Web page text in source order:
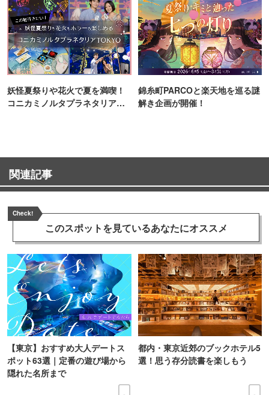
妖怪夏祭りや花火で夏を満喫！
コニカミノルタプラネタリア
錦糸町PARCOと楽天地を巡る謎
解き企画が開催！
関連記事
Check!
このスポットを見ているあなたにオススメ
【東京】おすすめ大人デートス
ポット63選｜定番の遊び場から
隠れた名所まで
都内・東京近郊のブックホテル5
選！思う存分読書を楽しもう